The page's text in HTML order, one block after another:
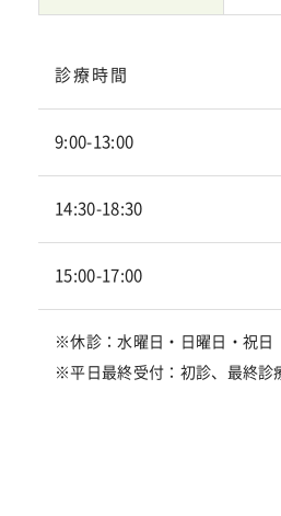
診療時間
9:00-13:00
14:30-18:30
15:00-17:00
※休診：水曜日・日曜日・祝日
※平日最終受付：初診、最終